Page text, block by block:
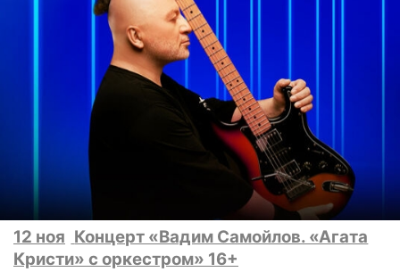
12 ноя Концерт «Вадим Самойлов. «Агата
Кристи» с оркестром» 16+